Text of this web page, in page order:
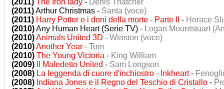
(2011) The Iron lady - Denis Thatcher
(2011)Arthur Christmas - Santa (voce)
(2011) Harry Potter e i doni della morte - Parte II - Horace
(2010)Any Human Heart (Serie TV) - Logan Mountstuart
(2010)Animals United 3D - Winston (voce)
(2010)Another Year - Tom
(2010) The Young Victoria - King William
(2009)
Il Maledetto United - Sam Longson
(2008) La leggenda di cuore d'inchiostro - Inkheart-
(2008) Indiana Jones e il Regno del Teschio di Cristallo -